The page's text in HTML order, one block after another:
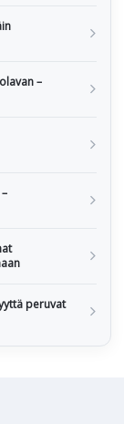
–
peruvat